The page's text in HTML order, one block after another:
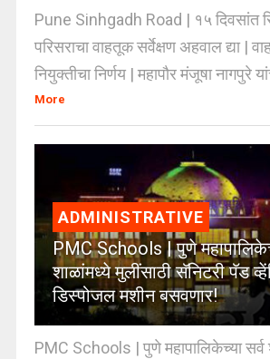
Pune Sinhgadh Road | १५ दिवसांत
परिसराचा वाहतूक सर्वेक्षण अहवाल द्या |
नियुक्तीचा निर्णय | महापौर मंजूषा नागपुरे
More
ADMINISTRATIVE
PMC Schools | पुणे
शाळांमध्ये मुलींसाठी सॅनिटरी पॅड
डिस्पोजल मशीन बसवणार!
PMC Schools | पुणे महापालिकेच्या सर्व